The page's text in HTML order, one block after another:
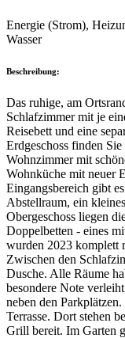
Energie (Strom),
Wasser
Beschreibung:
Das ruhige, am
Schlafzimmer mit je
Reisebett und eine
Erdgeschoss finden
Wohnzimmer mit
Wohnküche mit neuer
Eingangsbereich gibt
Abstellraum, ein
Obergeschoss liegen
Doppelbetten - eines
wurden 2023 komplett
Zwischen den
Dusche. Alle Räume
besondere Note
neben den
Terrasse. Dort stehen
Grill bereit. Im Garten